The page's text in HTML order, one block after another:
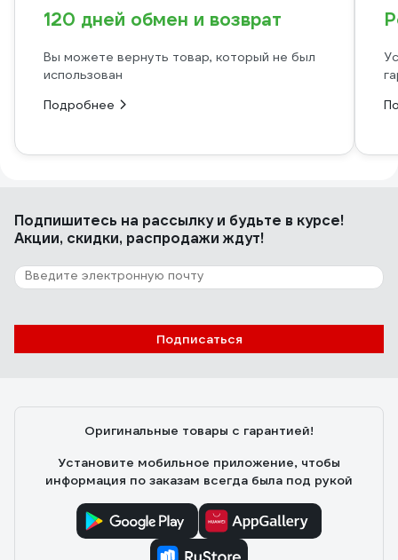
120 дней обмен и возврат
Вы можете вернуть товар, который не был
использован
Подробнее
Подпишитесь на рассылкуи будьте в курсе!
Акции, скидки, распродажи ждут!
Подписаться
Оригинальные товары с гарантией!
Установите мобильное приложение, чтобы
информация по заказам всегда была под рукой